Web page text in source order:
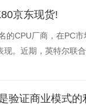
京东现货!
的CPU厂商，在PC
。近期，英特尔联
京东商城现货购买，
验证商业模式的